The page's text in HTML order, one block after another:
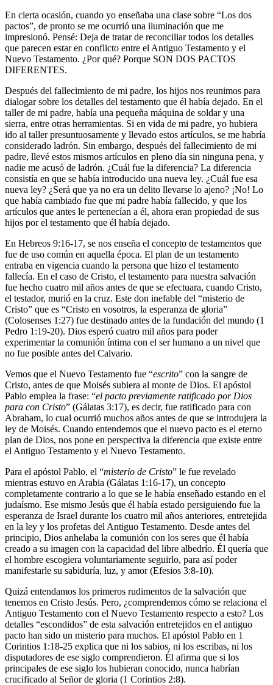
En cierta ocasión, cuando yo enseñaba una clase sobre “Los dos
pactos”, de pronto se me ocurrió una iluminación que me
impresionó. Pensé: Deja de tratar de reconciliar todos los detalles
que parecen estar en conflicto entre el Antiguo Testamento y el
Nuevo Testamento. ¿Por qué? Porque SON DOS PACTOS
DIFERENTES.
Después del fallecimiento de mi padre, los hijos nos reunimos para
dialogar sobre los detalles del testamento que él había dejado. En el
taller de mi padre, había una pequeña máquina de soldar y una
sierra, entre otras herramientas. Si en vida de mi padre, yo hubiera
ido al taller presuntuosamente y llevado estos artículos, se me habría
considerado ladrón. Sin embargo, después del fallecimiento de mi
padre, llevé estos mismos artículos en pleno día sin ninguna pena, y
nadie me acusó de ladrón. ¿Cuál fue la diferencia? La diferencia
consistía en que se había introducido una nueva ley. ¿Cuál fue esa
nueva ley? ¿Será que ya no era un delito llevarse lo ajeno? ¡No! Lo
que había cambiado fue que mi padre había fallecido, y que los
artículos que antes le pertenecían a él, ahora eran propiedad de sus
hijos por el testamento que él había dejado.
En Hebreos 9:16-17, se nos enseña el concepto de testamentos que
fue de uso común en aquella época. El plan de un testamento
entraba en vigencia cuando la persona que hizo el testamento
fallecía. En el caso de Cristo, el testamento para nuestra salvación
fue hecho cuatro mil años antes de que se efectuara, cuando Cristo,
el testador, murió en la cruz. Este don inefable del “misterio de
Cristo” que es “Cristo en vosotros, la esperanza de gloria”
(Colosenses 1:27) fue destinado antes de la fundación del mundo (1
Pedro 1:19-20). Dios esperó cuatro mil años para poder
experimentar la comunión íntima con el ser humano a un nivel que
no fue posible antes del Calvario.
Vemos que el Nuevo Testamento fue “escrito” con la sangre de
Cristo, antes de que Moisés subiera al monte de Dios. El apóstol
Pablo emplea la frase: “el pacto previamente ratificado por Dios
para con Cristo” (Gálatas 3:17), es decir, fue ratificado para con
Abraham, lo cual ocurrió muchos años antes de que se introdujera la
ley de Moisés. Cuando entendemos que el nuevo pacto es el eterno
plan de Dios, nos pone en perspectiva la diferencia que existe entre
el Antiguo Testamento y el Nuevo Testamento.
Para el apóstol Pablo, el “misterio de Cristo” le fue revelado
mientras estuvo en Arabia (Gálatas 1:16-17), un concepto
completamente contrario a lo que se le había enseñado estando en el
judaísmo. Ese mismo Jesús que él había estado persiguiendo fue la
esperanza de Israel durante los cuatro mil años anteriores, entretejida
en la ley y los profetas del Antiguo Testamento. Desde antes del
principio, Dios anhelaba la comunión con los seres que él había
creado a su imagen con la capacidad del libre albedrío. Él quería que
el hombre escogiera voluntariamente seguirlo, para así poder
manifestarle su sabiduría, luz, y amor (Efesios 3:8-10).
Quizá entendamos los primeros rudimentos de la salvación que
tenemos en Cristo Jesús. Pero, ¿comprendemos cómo se relaciona el
Antiguo Testamento con el Nuevo Testamento respecto a esto? Los
detalles “escondidos” de esta salvación entretejidos en el antiguo
pacto han sido un misterio para muchos. El apóstol Pablo en 1
Corintios 1:18-25 explica que ni los sabios, ni los escribas, ni los
disputadores de ese siglo comprendieron. Él afirma que si los
principales de ese siglo los hubieran conocido, nunca habrían
crucificado al Señor de gloria (1 Corintios 2:8).